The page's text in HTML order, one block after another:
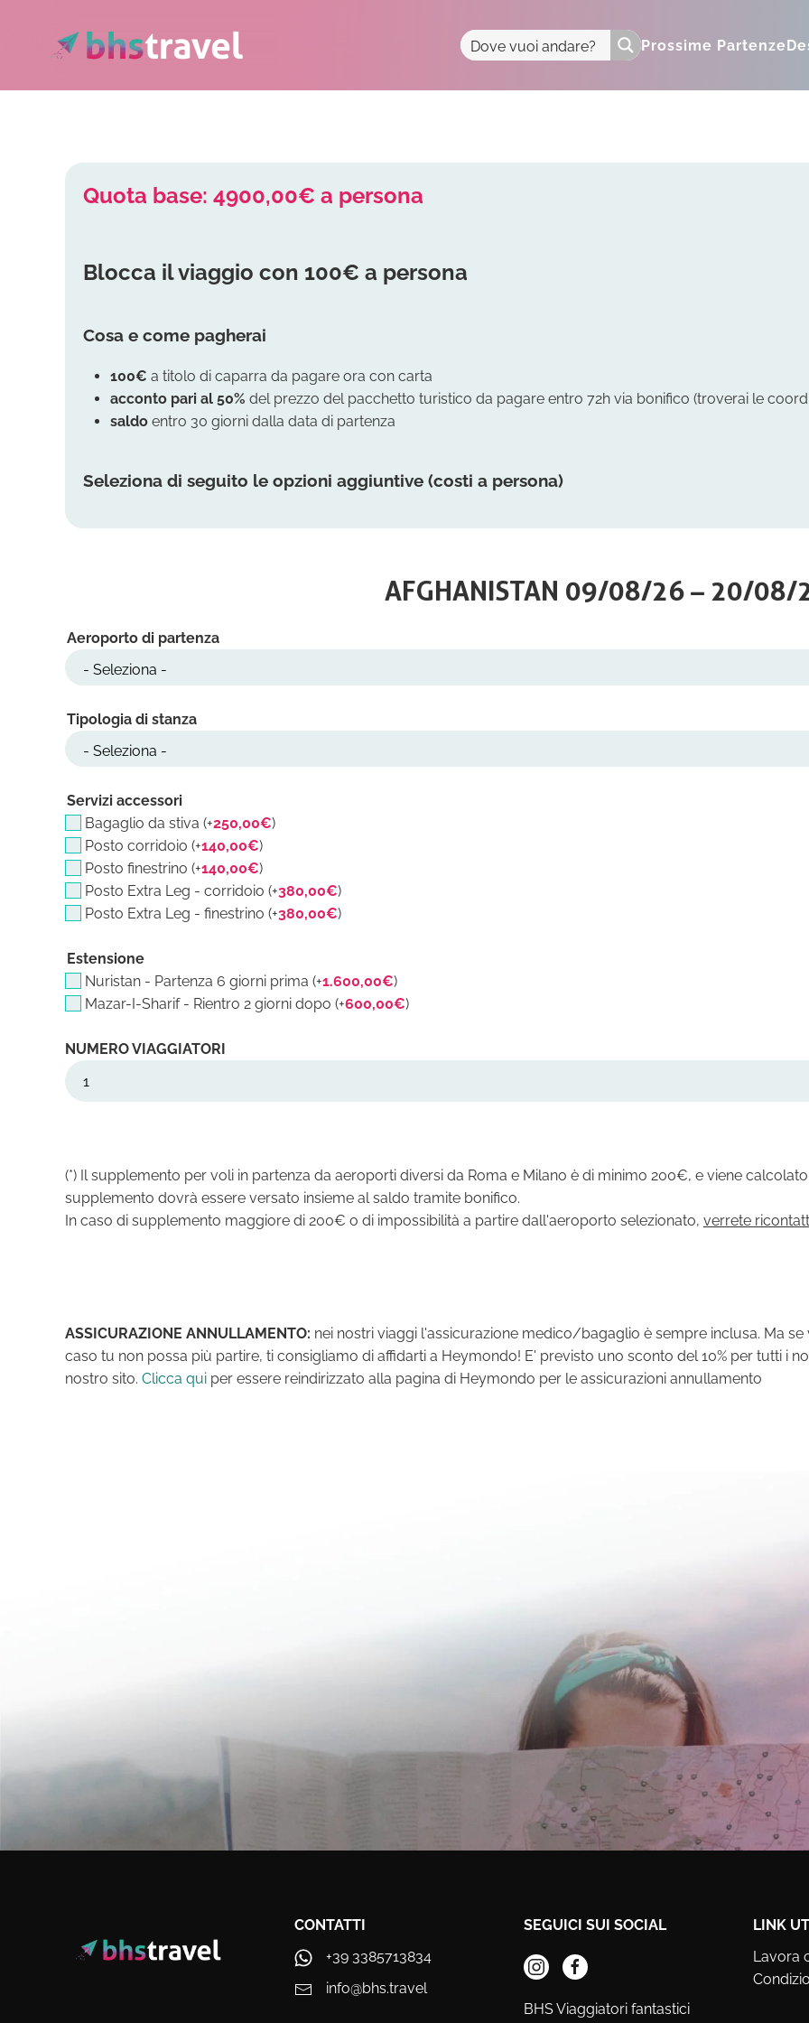
Passa al contenuto principale Prossime Partenze
Quota base: 4900,00€ a persona
Blocca il viaggio con 100€ a persona
Cosa e come pagherai
100€ a titolo di caparra da pagare ora con carta
acconto pari al 50% del prezzo del pacchetto turistico da pagare entro 72h via bonifico (troverai le
saldo entro 30 giorni dalla data di partenza
Seleziona di seguito le opzioni aggiuntive (costi a persona)
AFGHANISTAN 09/08/26 – 20/08/
Aeroporto di partenza
Tipologia di stanza
Servizi accessori
Bagaglio da stiva (+250,00€)
Posto corridoio (+140,00€)
Posto finestrino (+140,00€)
Posto Extra Leg - corridoio (+380,00€)
Posto Extra Leg - finestrino (+380,00€)
Estensione
Nuristan - Partenza 6 giorni prima (+1.600,00€)
Mazar-I-Sharif - Rientro 2 giorni dopo (+600,00€)
(*) Il supplemento per voli in partenza da aeroporti diversi da Roma e Milano è di minimo 200€, e viene
supplemento dovrà essere versato insieme al saldo tramite bonifico.
In caso di supplemento maggiore di 200€ o di impossibilità a partire dall'aeroporto selezionato, verrete
ASSICURAZIONE ANNULLAMENTO: nei nostri viaggi l'assicurazione medico/bagaglio è sempre inclusa. Ma
caso tu non possa più partire, ti consigliamo di affidarti a Heymondo! E' previsto uno sconto del 10% per tutti i
nostro sito. Clicca qui per essere reindirizzato alla pagina di Heymondo per le assicurazioni annullamento
CONTATTI
+39 3385713834
info@bhs.travel
SEGUICI SUI SOCIAL
BHS Viaggiatori fantastici
LINK
Lavora